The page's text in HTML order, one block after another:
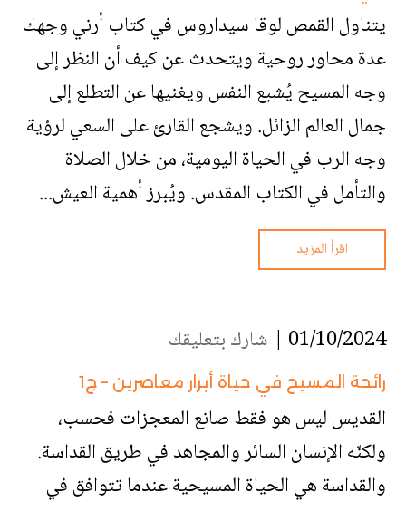
يتناول القمص لوقا سيداروس في كتاب أرني وجهك
عدة محاور روحية ويتحدث عن كيف أن النظر إلى
وجه المسيح يُشبع النفس ويغنيها عن التطلع إلى
جمال العالم الزائل. ويشجع القارئ على السعي لرؤية
وجه الرب في الحياة اليومية، من خلال الصلاة
والتأمل في الكتاب المقدس. ويُبرز أهمية العيش...
اقرأ المزيد
01/10/2024 | شارك بتعليقك
رائحة المسيح في حياة أبرار معاصرين – ج1
القديس ليس هو فقط صانع المعجزات فحسب،
ولكنّه الإنسان السائر والمجاهد في طريق القداسة.
والقداسة هي الحياة المسيحية عندما تتوافق في